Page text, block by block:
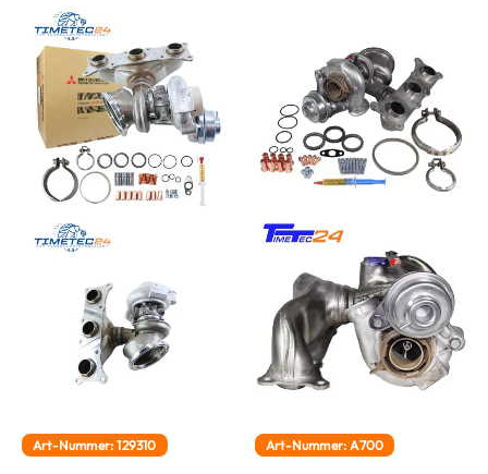
Art-Nummer: 129310 Art-Nummer: A700